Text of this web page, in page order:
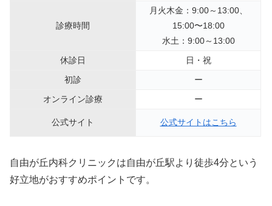
診療時間
月火木金：9:00～13:00、
15:00〜18:00
水土：9:00～13:00
休診日
日・祝
初診
ー
オンライン診療
ー
公式サイト 公式サイトはこちら
自由が丘内科クリニックは自由が丘駅より徒歩4分という
好立地がおすすめポイントです。